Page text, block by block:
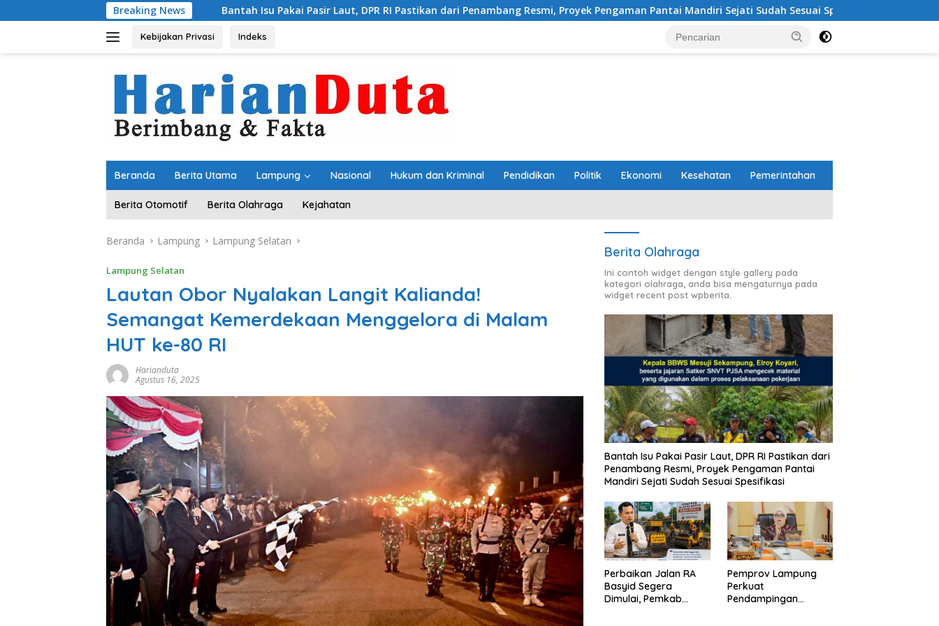
ke
Breaking News
Bantah Isu Pakai Pasir Laut, DPR RI Pastikan dari Penambang Resmi, Proyek Pengaman Pantai Mandiri Sejati Sudah Sesuai Spesifikasi Perbaikan Jalan RA
Kebijakan Privasi Indeks
Beranda Berita Utama Lampung Nasional Hukum dan Kriminal Pendidikan Politik Ekonomi Kesehatan Pemerintahan
Berita Otomotif Berita Olahraga Kejahatan
Beranda Lampung Lampung Selatan
Lampung Selatan
Lautan Obor Nyalakan Langit Kalianda!
Semangat Kemerdekaan Menggelora di Malam
HUT ke-80 RI
Harianduta
Agustus 16, 2025
Berita Olahraga
Ini contoh widget dengan style gallery pada
kategori olahraga, anda bisa mengaturnya pada
widget recent post wpberita.
Bantah Isu Pakai Pasir Laut, DPR RI Pastikan dari
Penambang Resmi, Proyek Pengaman Pantai
Mandiri Sejati Sudah Sesuai Spesifikasi
Perbaikan Jalan RA
Basyid Segera
Dimulai, Pemkab
Pemprov Lampung
Perkuat
Pendampingan